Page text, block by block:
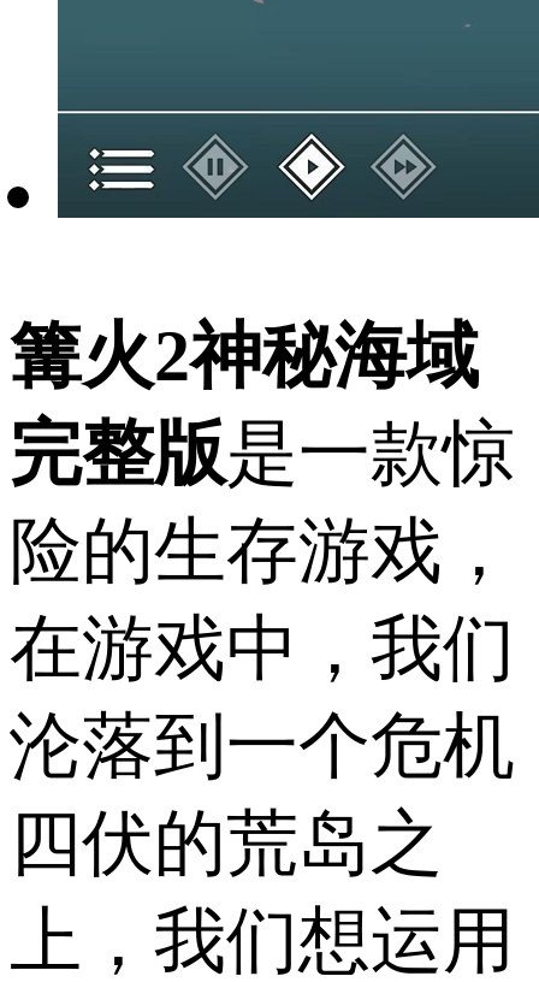
篝火2神秘海域
完整版是一款惊
险的生存游戏，
在游戏中，我们
沦落到一个危机
四伏的荒岛之
上，我们想运用